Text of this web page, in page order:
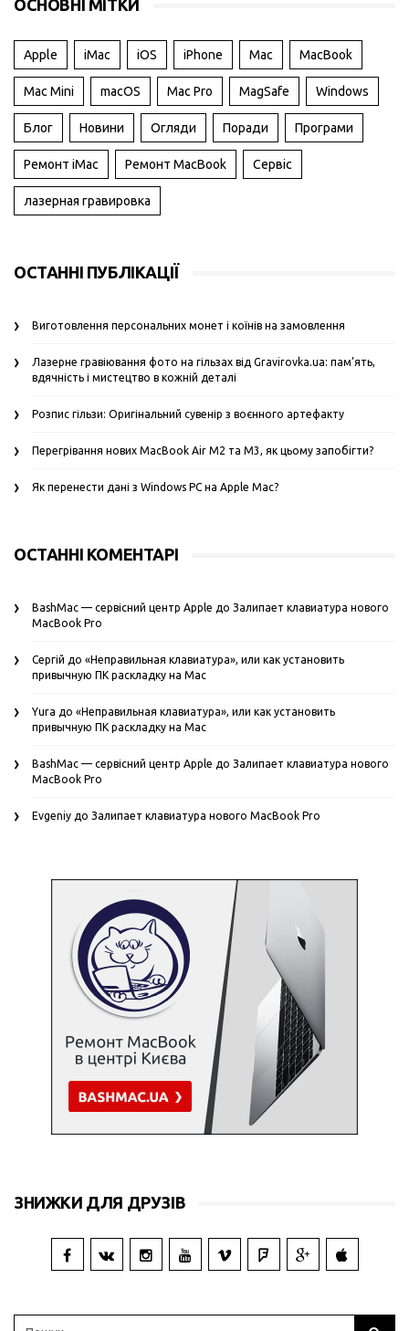
ОСНОВНІ МІТКИ
Apple iMac iOS iPhone Mac MacBook
Mac Mini macOS Mac Pro MagSafe Windows
Блог Новини Огляди Поради Програми
Ремонт iMac Ремонт MacBook Сервіс
лазерная гравировка
ОСТАННІ ПУБЛІКАЦІЇ
Виготовлення персональних монет і коїнів на замовлення
Лазерне гравіювання фото на гільзах від Gravirovka.ua: пам’ять,
вдячність і мистецтво в кожній деталі
Розпис гільзи: Оригінальний сувенір з воєнного артефакту
Перегрівання нових MacBook Air M2 та M3, як цьому запобігти?
Як перенести дані з Windows PC на Apple Mac?
ОСТАННІ КОМЕНТАРІ
BashMac — сервісний центр Apple до Залипает клавиатура нового
MacBook Pro
Сергій до «Неправильная клавиатура», или как установить
привычную ПК раскладку на Mac
Yura до «Неправильная клавиатура», или как установить
привычную ПК раскладку на Mac
BashMac — сервісний центр Apple до Залипает клавиатура нового
MacBook Pro
Evgeniy до Залипает клавиатура нового MacBook Pro
ЗНИЖКИ ДЛЯ ДРУЗІВ